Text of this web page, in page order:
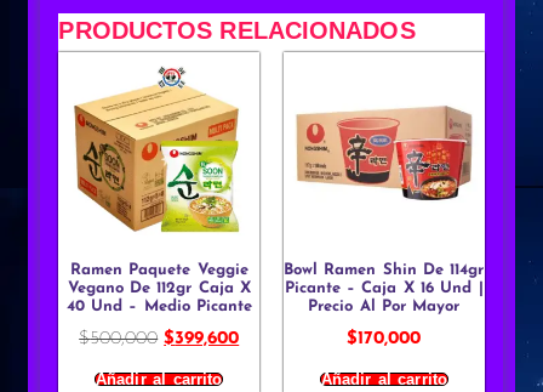
PRODUCTOS RELACIONADOS
Ramen Paquete Veggie
Vegano De 112gr Caja X
40 Und – Medio Picante
$500,000 $399,600
Añadir al carrito
Bowl Ramen Shin De 114gr
Picante – Caja X 16 Und |
Precio Al Por Mayor
$170,000
Añadir al carrito